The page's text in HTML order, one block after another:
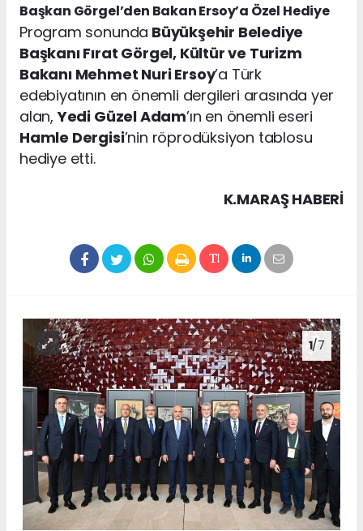
Başkan Görgel’den Bakan Ersoy’a Özel Hediye
Program sonunda Büyükşehir Belediye
Başkanı Fırat Görgel, Kültür ve Turizm
Bakanı Mehmet Nuri Ersoy’a Türk
edebiyatının en önemli dergileri arasında yer
alan,Yedi Güzel Adam’ın en önemli eseri
Hamle Dergisi’nin röprodüksiyon tablosu
hediye etti.
K.MARAŞ HABERİ
1/7